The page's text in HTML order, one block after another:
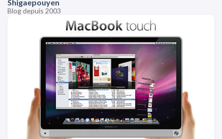
Shigaepouyen
Blog depuis 2003